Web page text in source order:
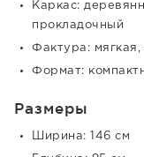
Каркас:
прокладочный
Фактура: мягкая,
Формат:
Размеры
Ширина: 146 см